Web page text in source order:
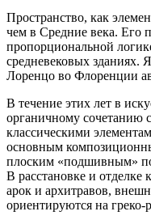
Пространство, как
чем в Средние века. Его
пропорциональной
средневековых зданиях.
Лоренцо во Флоренции
В течение этих лет в
органичному сочетанию
классическими
основным
плоским «подшивным»
В расстановке и отделке
арок и архитравов,
ориентируются на